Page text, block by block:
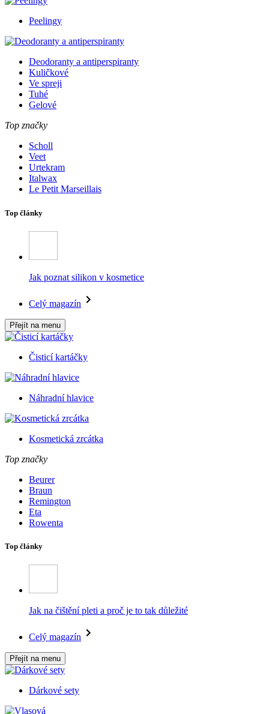
Peelingy
Deodoranty a antiperspiranty
Kuličkové
Ve spreji
Tuhé
Gelové
Top značky
Scholl
Veet
Urtekram
Italwax
Le Petit Marseillais
Top články
Jak poznat silikon v kosmetice
Celý magazín
Přejít na menu
Čisticí kartáčky
Náhradní hlavice
Kosmetická zrcátka
Top značky
Beurer
Braun
Remington
Eta
Rowenta
Top články
Jak na čištění pleti a proč je to tak důležité
Celý magazín
Přejít na menu
Dárkové sety